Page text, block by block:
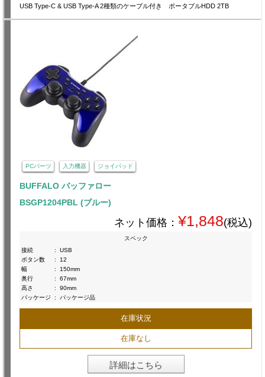
USB Type-C & USB Type-A 2種類のケーブル付き ポータブルHDD 2TB
PCパーツ 入力機器 ジョイパッド
BUFFALO バッファロー
BSGP1204PBL (ブルー)
ネット価格： ¥1,848(税込)
スペック
接続
:
USB
ボタン数
:
12
幅
:
150mm
奥行
:
67mm
高さ
:
90mm
パッケージ
: パッケージ品
在庫状況
在庫なし
詳細はこちら